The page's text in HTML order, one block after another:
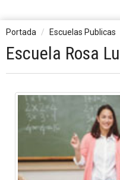
Portada Escuelas Publicas
Escuela Rosa